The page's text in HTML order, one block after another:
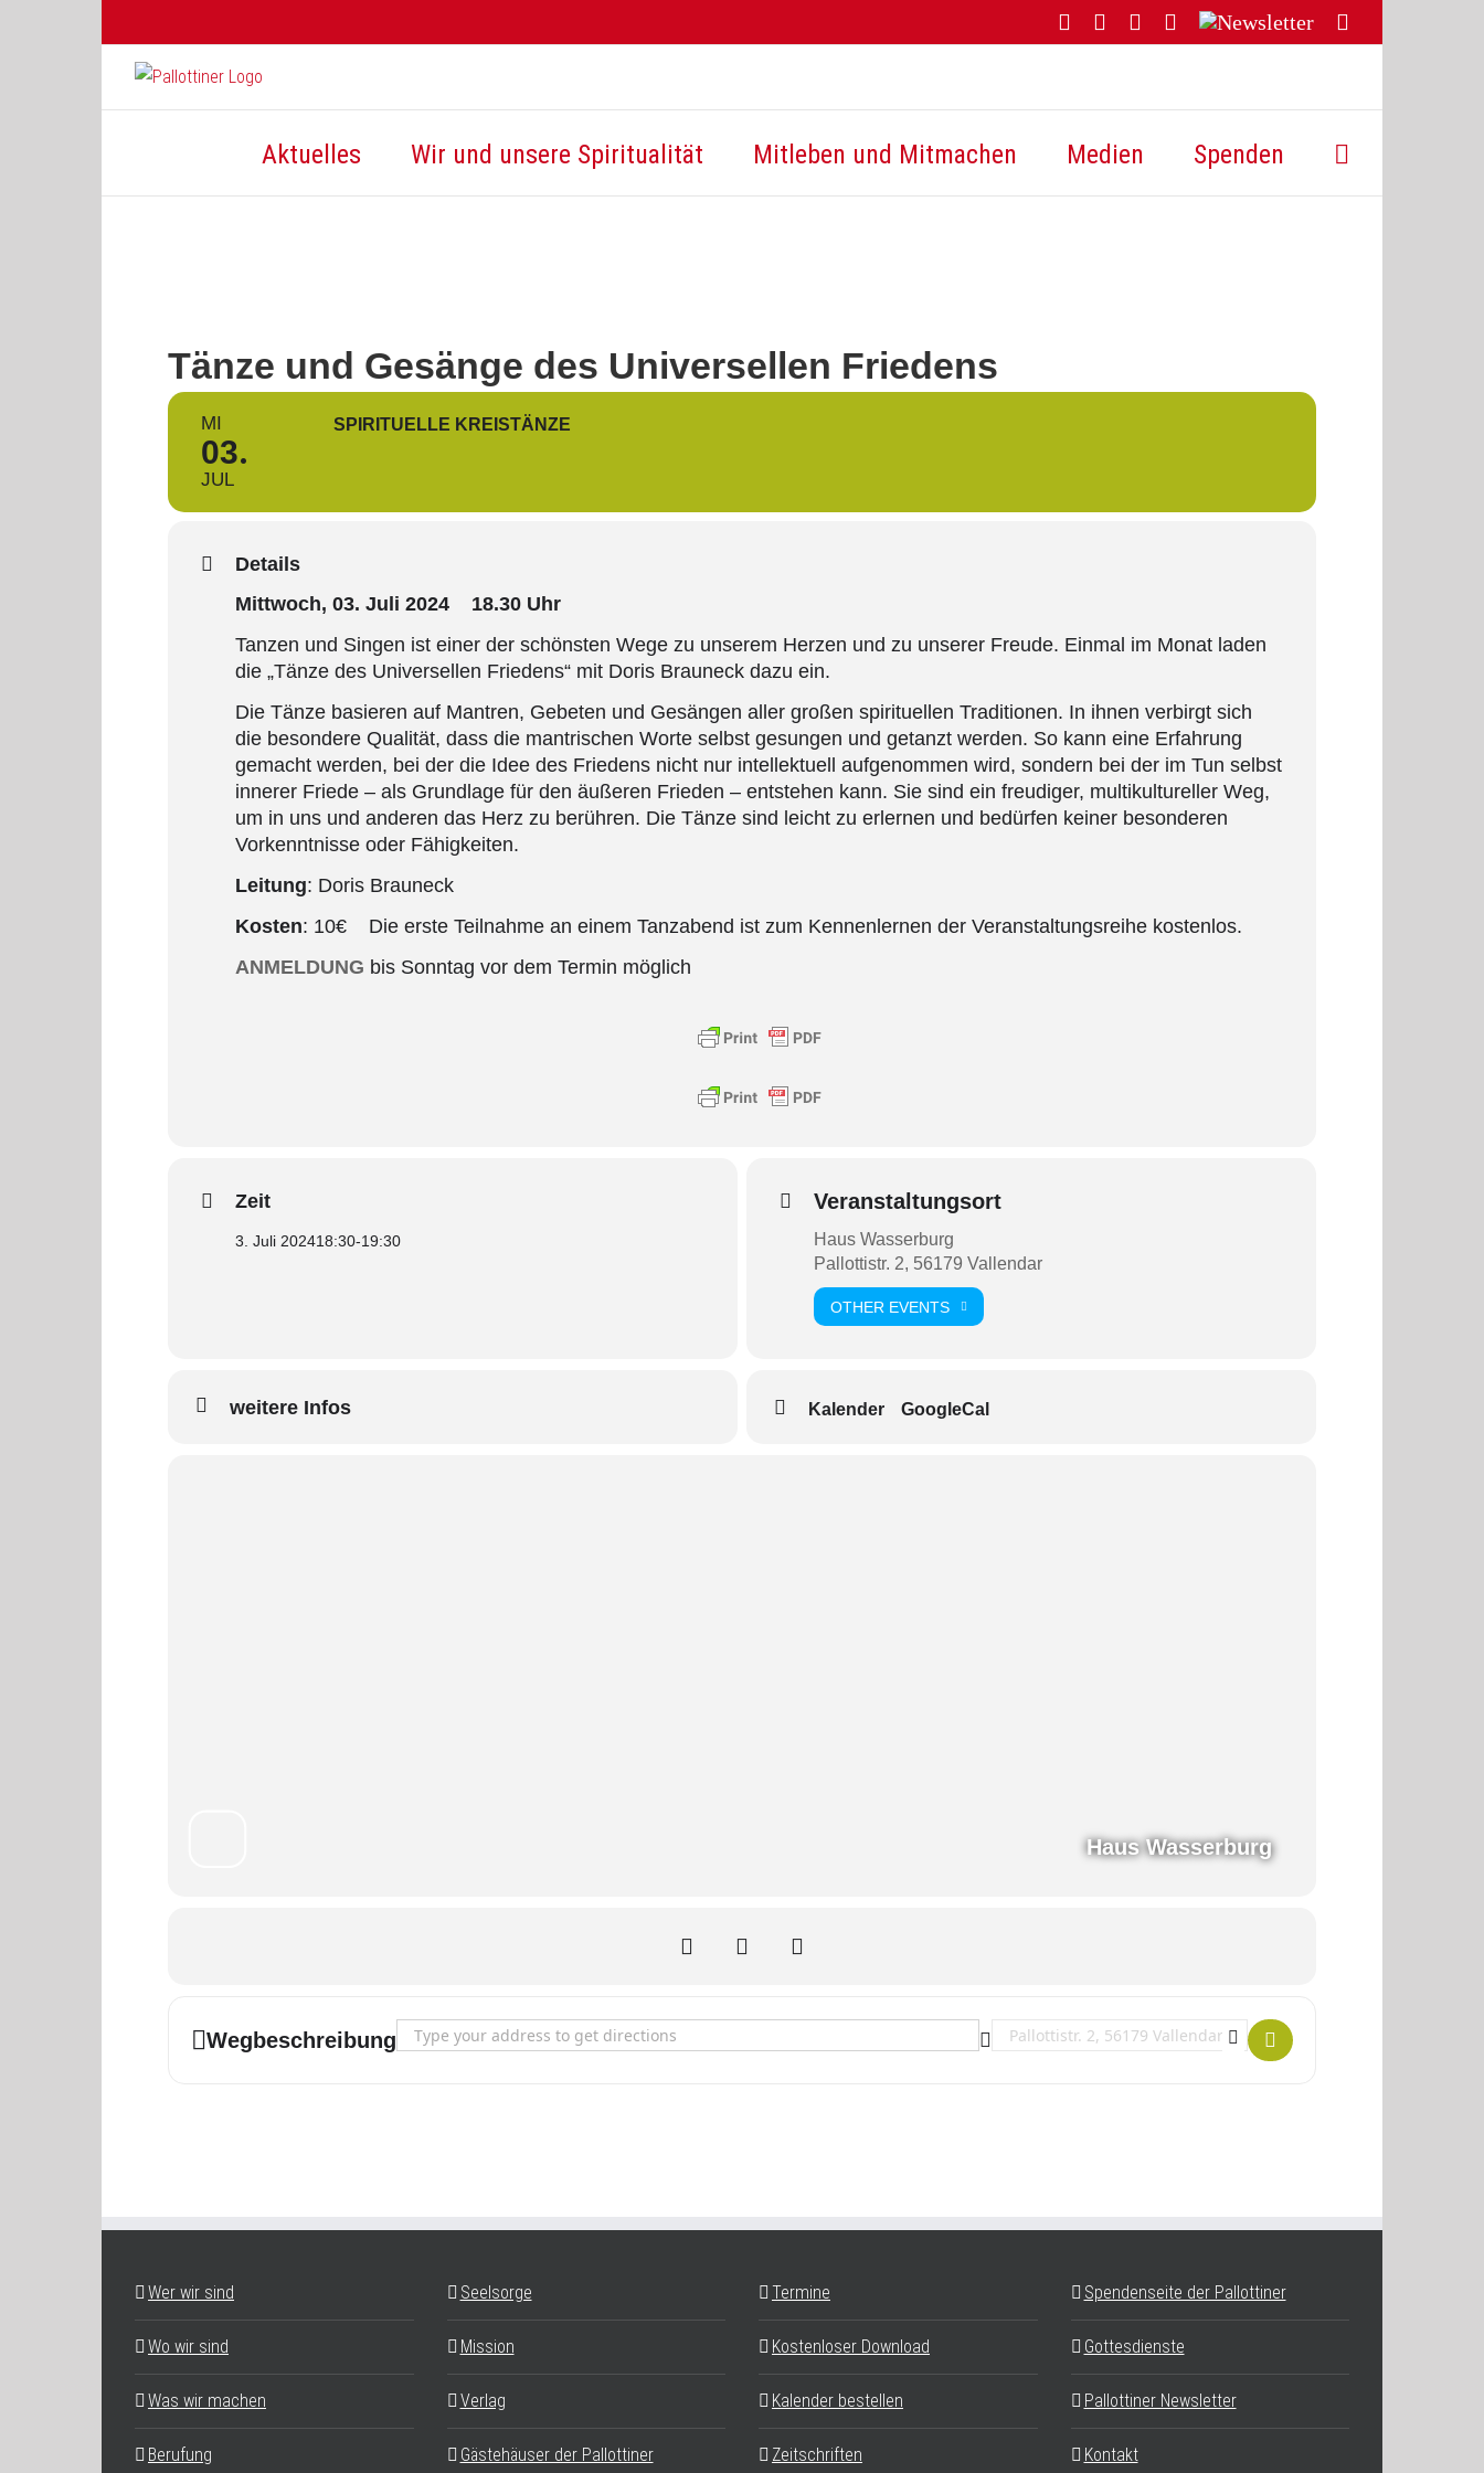
FacebookYouTubeInstagram
Threads
Newsletter
Mail
Aktuelles Wir und unsere Spiritualität Mitleben und Mitmachen Medien Spenden
Tänze und Gesänge des Universellen Friedens
MI
03
JUL
SPIRITUELLE KREISTÄNZE
Details
Mittwoch, 03. Juli 2024 18.30 Uhr
Tanzen und Singen ist einer der schönsten Wege zu unserem Herzen und zu unserer Freude. Einmal im Monat laden
die „Tänze des Universellen Friedens“ mit Doris Brauneck dazu ein.
Die Tänze basieren auf Mantren, Gebeten und Gesängen aller großen spirituellen Traditionen. In ihnen verbirgt sich
die besondere Qualität, dass die mantrischen Worte selbst gesungen und getanzt werden. So kann eine Erfahrung
gemacht werden, bei der die Idee des Friedens nicht nur intellektuell aufgenommen wird, sondern bei der im Tun selbst
innerer Friede – als Grundlage für den äußeren Frieden – entstehen kann. Sie sind ein freudiger, multikultureller Weg,
um in uns und anderen das Herz zu berühren. Die Tänze sind leicht zu erlernen und bedürfen keiner besonderen
Vorkenntnisse oder Fähigkeiten.
Leitung: Doris Brauneck
Kosten: 10€ Die erste Teilnahme an einem Tanzabend ist zum Kennenlernen der Veranstaltungsreihe kostenlos.
ANMELDUNG bis Sonntag vor dem Termin möglich
Zeit
3. Juli 202418:30-19:30
Veranstaltungsort
Haus Wasserburg
Pallottistr. 2, 56179 Vallendar
OTHER EVENTS
weitere Infos Kalender GoogleCal
Haus Wasserburg
Wegbeschreibung Address - Tänze und Gesänge des Universellen Friedens [] Destination Address - Tänze und Gesänge des Universellen Friedens
Wer wir sind
Wo wir sind
Was wir machen
Berufung
Seelsorge
Mission
Verlag
Gästehäuser der Pallottiner
Termine
Kostenloser Download
Kalender bestellen
Zeitschriften
Spendenseite der Pallottiner
Gottesdienste
Pallottiner Newsletter
Kontakt